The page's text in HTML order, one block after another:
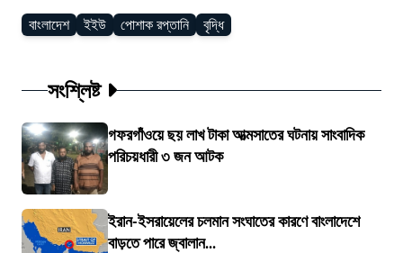
বাংলাদেশ ইইউ পোশাক রপ্তানি বৃদ্ধি
সংশ্লিষ্ট
গফরগাঁওয়ে ছয় লাখ টাকা আত্মসাতের ঘটনায় সাংবাদিক
পরিচয়ধারী ৩ জন আটক
ইরান-ইসরায়েলের চলমান সংঘাতের কারণে বাংলাদেশে
বাড়তে পারে জ্বালান...